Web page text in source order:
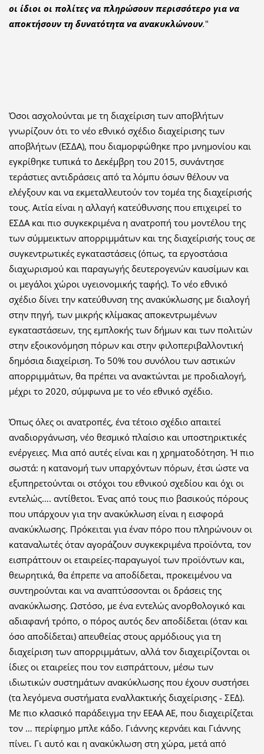
οι ίδιοι οι πολίτες να πληρώσουν περισσότερο για να
αποκτήσουν τη δυνατότητα να ανακυκλώνουν."
Όσοι ασχολούνται με τη διαχείριση των αποβλήτων
γνωρίζουν ότι το νέο εθνικό σχέδιο διαχείρισης των
αποβλήτων (ΕΣΔΑ), που διαμορφώθηκε προ μνημονίου και
εγκρίθηκε τυπικά το Δεκέμβρη του 2015, συνάντησε
τεράστιες αντιδράσεις από τα λόμπυ όσων θέλουν να
ελέγξουν και να εκμεταλλευτούν τον τομέα της διαχείρισής
τους. Αιτία είναι η αλλαγή κατεύθυνσης που επιχειρεί το
ΕΣΔΑ και πιο συγκεκριμένα η ανατροπή του μοντέλου της
των σύμμεικτων απορριμμάτων και της διαχείρισής τους σε
συγκεντρωτικές εγκαταστάσεις (όπως, τα εργοστάσια
διαχωρισμού και παραγωγής δευτερογενών καυσίμων και
οι μεγάλοι χώροι υγειονομικής ταφής). Το νέο εθνικό
σχέδιο δίνει την κατεύθυνση της ανακύκλωσης με διαλογή
στην πηγή, των μικρής κλίμακας αποκεντρωμένων
εγκαταστάσεων, της εμπλοκής των δήμων και των πολιτών
στην εξοικονόμηση πόρων και στην φιλοπεριβαλλοντική
δημόσια διαχείριση. Το 50% του συνόλου των αστικών
απορριμμάτων, θα πρέπει να ανακτώνται με προδιαλογή,
μέχρι το 2020, σύμφωνα με το νέο εθνικό σχέδιο.
Όπως όλες οι ανατροπές, ένα τέτοιο σχέδιο απαιτεί
αναδιοργάνωση, νέο θεσμικό πλαίσιο και υποστηρικτικές
ενέργειες. Μια από αυτές είναι και η χρηματοδότηση. Ή πιο
σωστά: η κατανομή των υπαρχόντων πόρων, έτσι ώστε να
εξυπηρετούνται οι στόχοι του εθνικού σχεδίου και όχι οι
εντελώς…. αντίθετοι. Ένας από τους πιο βασικούς πόρους
που υπάρχουν για την ανακύκλωση είναι η εισφορά
ανακύκλωσης. Πρόκειται για έναν πόρο που πληρώνουν οι
καταναλωτές όταν αγοράζουν συγκεκριμένα προϊόντα, τον
εισπράττουν οι εταιρείες-παραγωγοί των προϊόντων και,
θεωρητικά, θα έπρεπε να αποδίδεται, προκειμένου να
συντηρούνται και να αναπτύσσονται οι δράσεις της
ανακύκλωσης. Ωστόσο, με ένα εντελώς ανορθολογικό και
αδιαφανή τρόπο, ο πόρος αυτός δεν αποδίδεται (όταν και
όσο αποδίδεται) απευθείας στους αρμόδιους για τη
διαχείριση των απορριμμάτων, αλλά τον διαχειρίζονται οι
ίδιες οι εταιρείες που τον εισπράττουν, μέσω των
ιδιωτικών συστημάτων ανακύκλωσης που έχουν συστήσει
(τα λεγόμενα συστήματα εναλλακτικής διαχείρισης - ΣΕΔ).
Με πιο κλασικό παράδειγμα την ΕΕΑΑ ΑΕ, που διαχειρίζεται
τον … περίφημο μπλε κάδο. Γιάννης κερνάει και Γιάννης
πίνει. Γι αυτό και η ανακύκλωση στη χώρα, μετά από